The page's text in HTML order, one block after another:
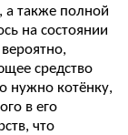
а также полной
на состоянии
средство
нужно котёнку,
в его
что